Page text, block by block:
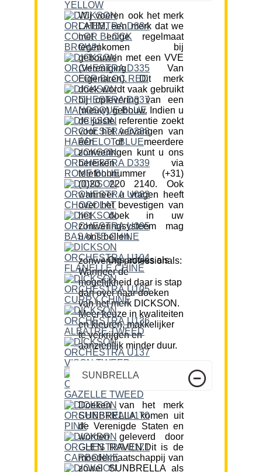
Wij voeren ook het merk
LATIM, een merk dat we
met enige regelmaat
tegenkomen bij
gebouwen met een VVE
(Vereniging Van
Eigenaren). Dit merk
doek wordt vaak gebruikt
bij oplevering van een
(nieuw) gebouw. Indien u
de juiste referentie zoekt
voor het vervangen van
één of meerdere
zonweringen kunt u ons
bereiken via
telefoonnummer (+31)
(0)20 220 2140. Ook
wanneer u vragen heeft
over het bevestigen van
het doek in uw
zonweringsysteem mag
u ons bellen.
Ons advies als zonwering professionals:
Wanneer de
mogelijkheid daar is stap
dan over naar doeken
van het merk DICKSON.
Meer keuze in kwaliteiten
en kleuren, makkelijker
te verkrijgen en
aanzienlijk minder duur.
SUNBRELLA
Doeken van het merk
SUNBRELLA komen uit
de Verenigde Staten en
worden geleverd door
GLEN RAVEN.Dit is de
moedermaatschappij van
zowel SUNBRELLA als